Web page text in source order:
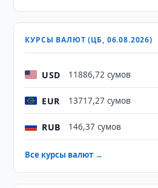
КУРСЫ ВАЛЮТ (ЦБ, 06.08.2026)
USD 11886,72 сумов
EUR 13717,27 сумов
RUB 146,37 сумов
Все курсы валют →